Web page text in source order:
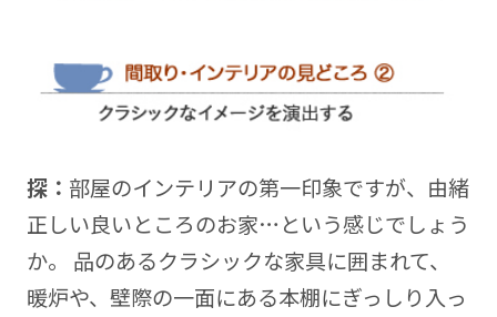
探： 部屋のインテリアの第一印象ですが、由緒
正しい良いところのお家…という感じでしょう
か。 品のあるクラシックな家具に囲まれて、
暖炉や、壁際の一面にある本棚にぎっしり入っ